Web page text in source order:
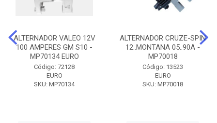
ALTERNADOR VALEO 12V
100 AMPERES GM S10 -
MP70134 EURO
Código: 72128
EURO
SKU: MP70134
ALTERNADOR CRUZE-SPIN
12..MONTANA 05..90A -
MP70018
Código: 13523
EURO
SKU: MP70018